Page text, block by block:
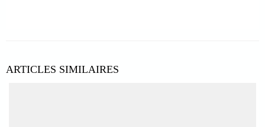
ARTICLES SIMILAIRES